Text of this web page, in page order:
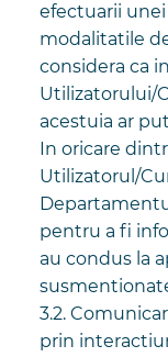
efectuarii unei
modalitatile
considera ca
Utilizatorului/
acestuia ar
In oricare
Utilizatorul/
pentru a fi
au condus la
3.2.
prin